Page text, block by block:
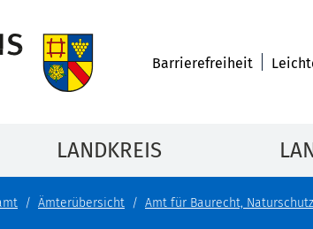
Barrierefreiheit
LANDKREIS
Ämterübersicht Amt für Baurecht,